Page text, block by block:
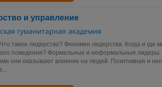
и управление
гуманитарная академия
такое лидерство? Феномен лидерства. Когда и
поведения? Формальные и неформальные
они оказывают влияние на людей. Позитивная и